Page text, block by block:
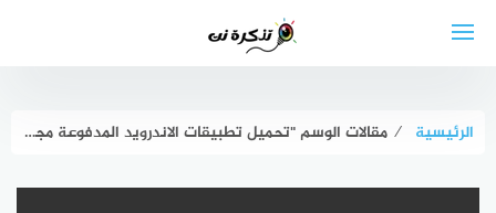
الرئيسية ⁄ مقالات الوسم "تحميل تطبيقات الاندرويد المدفوعة مجانا"